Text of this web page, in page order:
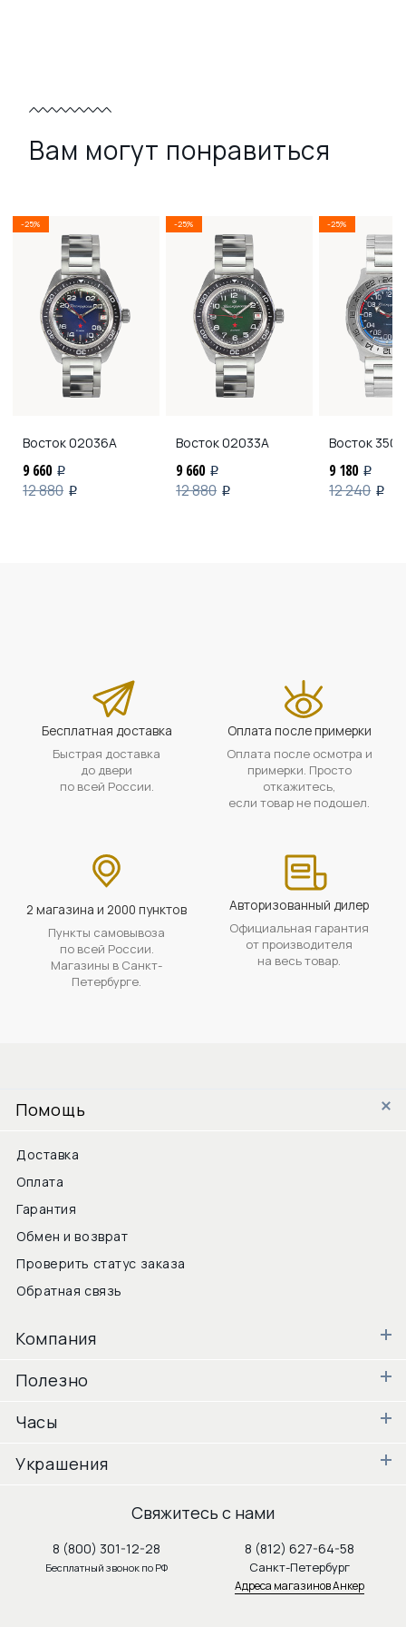
Вам могут понравиться
-25%
Восток02036А
9 660 i
12 880 i
-25%
Восток02033А
9 660 i
12 880 i
-25%
Восток
9 180 i
12 240 i
Бесплатная доставка
Быстрая доставка
до двери
по всей России.
Оплата после примерки
Оплата после осмотра и
примерки. Просто
откажитесь,
если товар не подошел.
2 магазина и 2000 пунктов
Пункты самовывоза
по всей России.
Магазины в Санкт-
Петербурге.
Авторизованный дилер
Официальная гарантия
от производителя
на весь товар.
Помощь
Доставка
Оплата
Гарантия
Обмен и возврат
Проверить статус заказа
Обратная связь
Компания
Полезно
Часы
Украшения
Свяжитесь с нами
8 (800) 301-12-28
Бесплатный звонок по РФ
8 (812) 627-64-58
Санкт-Петербург
Адреса магазинов Анкер